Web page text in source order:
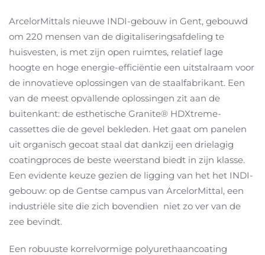
ArcelorMittals nieuwe INDI-gebouw in Gent, gebouwd
om 220 mensen van de digitaliseringsafdeling te
huisvesten, is met zijn open ruimtes, relatief lage
hoogte en hoge energie-efficiëntie een uitstalraam voor
de innovatieve oplossingen van de staalfabrikant. Een
van de meest opvallende oplossingen zit aan de
buitenkant: de esthetische Granite® HDXtreme-
cassettes die de gevel bekleden. Het gaat om panelen
uit organisch gecoat staal dat dankzij een drielagig
coatingproces de beste weerstand biedt in zijn klasse.
Een evidente keuze gezien de ligging van het het INDI-
gebouw: op de Gentse campus van ArcelorMittal, een
industriële site die zich bovendien niet zo ver van de
zee bevindt.
Een robuuste korrelvormige polyurethaancoating